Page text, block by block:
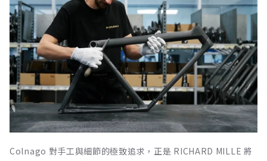
Colnago 對手工與細節的極致追求，正是 RICHARD MILLE 將